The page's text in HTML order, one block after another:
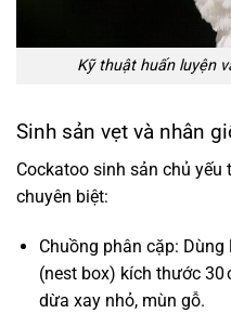
Kỹ thuật huấn luyện
Sinh sản vẹt và nhân
Cockatoo sinh sản chủ
chuyên biệt:
Chuồng phân cặp:
(nest box) kích thước 30
dừa xay nhỏ, mùn gỗ.